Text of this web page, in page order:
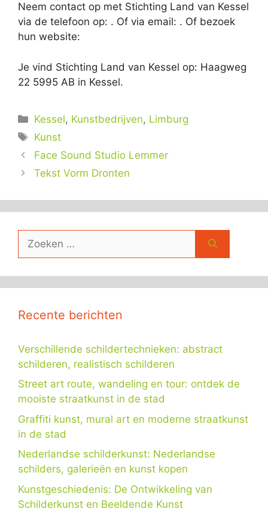
Neem contact op met Stichting Land van Kessel
via de telefoon op: . Of via email: . Of bezoek
hun website:
Je vind Stichting Land van Kessel op: Haagweg
22 5995 AB in Kessel.
Categorieën
Kessel, Kunstbedrijven, Limburg
Tags
Kunst
Face Sound Studio Lemmer
Tekst Vorm Dronten
naar:
Recente berichten
Verschillende schildertechnieken: abstract
schilderen, realistisch schilderen
Street art route, wandeling en tour: ontdek de
mooiste straatkunst in de stad
Graffiti kunst, mural art en moderne straatkunst
in de stad
Nederlandse schilderkunst: Nederlandse
schilders, galerieën en kunst kopen
Kunstgeschiedenis: De Ontwikkeling van
Schilderkunst en Beeldende Kunst